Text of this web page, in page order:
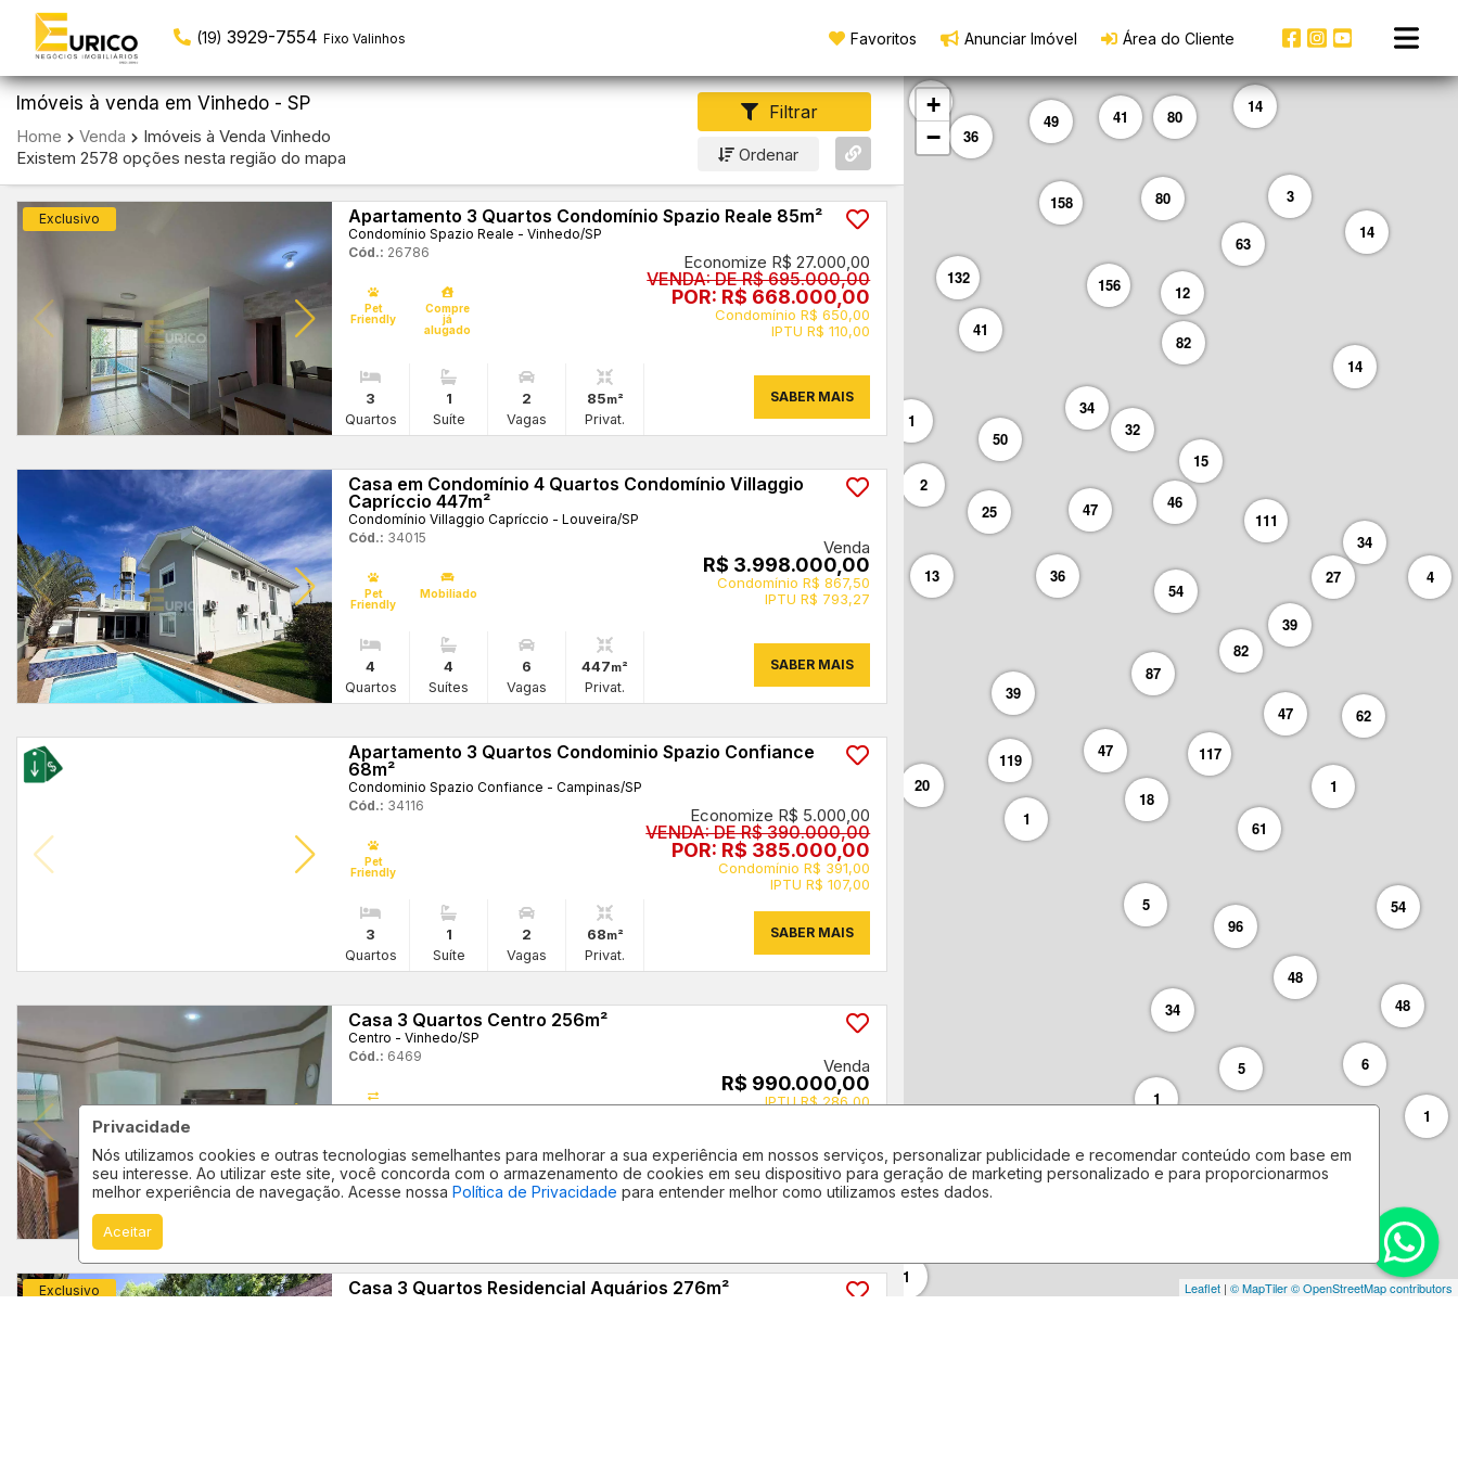
(19)97117-5966WhatsApp Central Favoritos Anunciar Imóvel Área do Cliente
Privacidade
Nós utilizamos cookies e outras tecnologias semelhantes para melhorar a sua experiência em nossos serviços, personalizar publicidade e recomendar conteúdo com base em
seu interesse. Ao utilizar este site, você concorda com o armazenamento de cookies em seu dispositivo para geração de marketing personalizado e para proporcionarmos
melhor experiência de navegação. Acesse nossa Política de Privacidade para entender melhor como utilizamos estes dados.
Aceitar
Imóveis à venda em Vinhedo - SP
Home Venda
Imóveis à Venda Vinhedo
Existem 2578 opções nesta região do mapa
Filtrar
Ordenar
Exclusivo Apartamento 3 Quartos Condomínio Spazio Reale 85m²
Condomínio Spazio Reale - Vinhedo/SP
Cód.: 26786 Economize R$ 27.000,00
VENDA: DE R$ 695.000,00
POR: R$ 668.000,00
Condomínio R$ 650,00
IPTU R$ 110,00
3
Quartos
1
Suíte
2
Vagas
85m²
Privat.
Pet
Friendly
Compre
já
alugado
SABER MAIS
Casa em Condomínio 4 Quartos Condomínio Villaggio
Capríccio 447m²
Condomínio Villaggio Capríccio - Louveira/SP
Cód.: 34015 Venda
R$ 3.998.000,00
Condomínio R$ 867,50
IPTU R$ 793,27
4
Quartos
4
Suítes
6
Vagas
447m²
Privat.
Pet
Friendly
Mobiliado
SABER MAIS
Apartamento 3 Quartos Condominio Spazio Confiance
68m²
Condominio Spazio Confiance - Campinas/SP
Cód.: 34116 Economize R$ 5.000,00
VENDA: DE R$ 390.000,00
POR: R$ 385.000,00
Condomínio R$ 391,00
IPTU R$ 107,00
3
Quartos
1
Suíte
2
Vagas
68m²
Privat.
Pet
Friendly
SABER MAIS
Casa 3 Quartos Centro 256m²
Centro - Vinhedo/SP
Cód.: 6469 Venda
R$ 990.000,00
IPTU R$ 286,00
3 1 4 256 m² SABER MAIS
Exclusivo Casa 3 Quartos Residencial Aquários 276m²
4
1
6
32
1
5
3
12
14
63
1
12
19
39
62
54
48
14
1
20
39
47
119
2
13 36
5
48
34
96
14
80
34
15
27
54
111
46
41
49
36
1
34
25
41
47
50
82
80
132
158
156
1
18
117
47
61
87
82
+
−
Leaflet | © MapTiler© OpenStreetMap contributors